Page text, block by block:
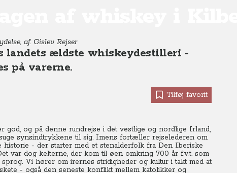
af: Gislev Rejser
landets ældste whiskeydestilleri -
på varerne.
Tilføj favorit
og på denne rundrejse i det vestlige og nordlige Irland,
synsindtrykkene til sig. Imens fortæller rejselederen om
- der starter med et stenalderfolk fra Den Iberiske
var dog kelterne, der kom til øen omkring 700 år f.v.t. som
Vi hører om irernes stridigheder og kultur i takt med at
- også den seneste konflikt mellem katolikker og